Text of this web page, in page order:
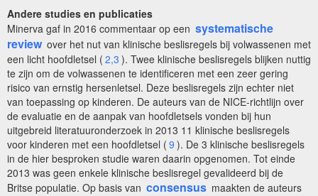
Andere studies en publicaties
Minerva gaf in 2016 commentaar op een systematische
review over het nut van klinische beslisregels bij volwassenen met
een licht hoofdletsel ( 2,3 ). Twee klinische beslisregels blijken nuttig
te zijn om de volwassenen te identificeren met een zeer gering
risico van ernstig hersenletsel. Deze beslisregels zijn echter niet
van toepassing op kinderen. De auteurs van de NICE-richtlijn over
de evaluatie en de aanpak van hoofdletsels vonden bij hun
uitgebreid literatuuronderzoek in 2013 11 klinische beslisregels
voor kinderen met een hoofdletsel ( 9 ). De 3 klinische beslisregels
in de hier besproken studie waren daarin opgenomen. Tot einde
2013 was geen enkele klinische beslisregel gevalideerd bij de
Britse populatie. Op basis van consensus maakten de auteurs